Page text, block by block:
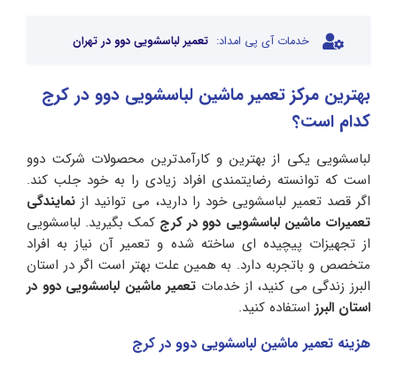
خدمات آی پی امداد: تعمیر لباسشویی دوو در تهران
بهترین مرکز تعمیر ماشین لباسشویی دوو در کرج
کدام است؟
لباسشویی یکی از بهترین و کارآمدترین محصولات شرکت دوو
است که توانسته رضایتمندی افراد زیادی را به خود جلب کند.
اگر قصد تعمیر لباسشویی خود را دارید، می توانید از نمایندگی
تعمیرات ماشین لباسشویی دوو در کرج کمک بگیرید. لباسشویی
از تجهیزات پیچیده ای ساخته شده و تعمیر آن نیاز به افراد
متخصص و باتجربه دارد. به همین علت بهتر است اگر در استان
البرز زندگی می کنید، از خدمات تعمیر ماشین لباسشویی دوو در
استان البرز استفاده کنید.
هزینه تعمیر ماشین لباسشویی دوو در کرج